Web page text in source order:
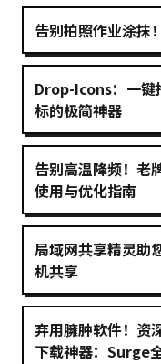
告别拍照作业涂抹
Drop-Icons：一键
标的极简神器
告别高温降频！老
使用与优化指南
局域网共享精灵助
机共享
弃用臃肿软件！资
下载神器：Surge